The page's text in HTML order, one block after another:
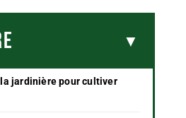
jardinière pour cultiver